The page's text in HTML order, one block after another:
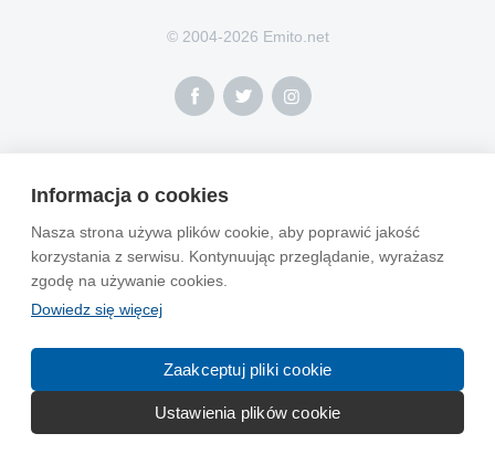
Informacja o cookies
Nasza strona używa plików cookie, aby poprawić jakość
korzystania z serwisu. Kontynuując przeglądanie, wyrażasz
zgodę na używanie cookies.
Dowiedz się więcej
Zaakceptuj pliki cookie
Ustawienia plików cookie
© 2004-2026 Emito.net